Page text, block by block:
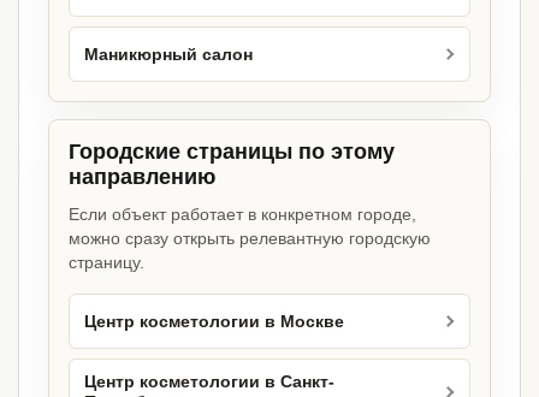
Маникюрный салон
Городские страницы по этому
направлению
Если объект работает в конкретном городе,
можно сразу открыть релевантную городскую
страницу.
Центр косметологии в Москве
Центр косметологии в Санкт-